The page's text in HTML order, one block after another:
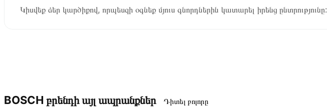
Կիսվեք ձեր կարծիքով, որպեսզի օգնեք մյուս գնորդներին կատարել իրենց ընտրությունը:
BOSCH բրենդի այլ ապրանքներ Դիտել բոլորը